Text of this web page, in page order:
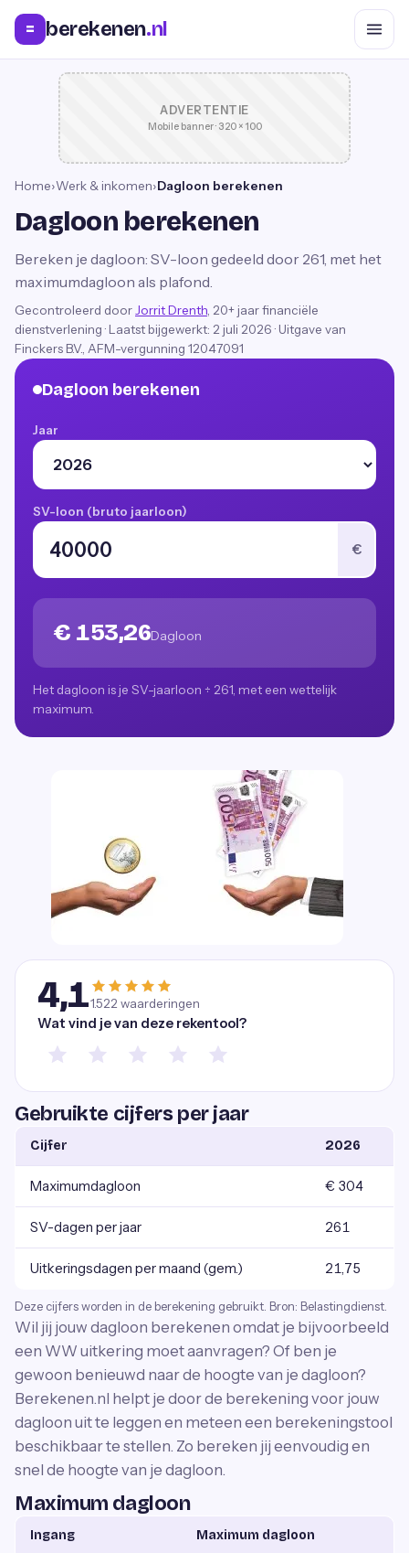
= berekenen.nl
ADVERTENTIE
Mobile banner · 320 × 100
Home›Werk & inkomen›Dagloon berekenen
Dagloon berekenen
Bereken je dagloon: SV-loon gedeeld door 261, met het
maximumdagloon als plafond.
Gecontroleerd door Jorrit Drenth , 20+ jaar financiële
dienstverlening · Laatst bijgewerkt: 2 juli 2026 · Uitgave van
Finckers B.V., AFM-vergunning 12047091
Dagloon berekenen
Jaar
SV-loon (bruto jaarloon)
€
€ 153,26Dagloon
Het dagloon is je SV-jaarloon ÷ 261, met een wettelijk
maximum.
4,11.522 waarderingen
Wat vind je van deze rekentool?
Gebruikte cijfers per jaar
Cijfer 2026
Maximumdagloon € 304
SV-dagen per jaar 261
Uitkeringsdagen per maand (gem.) 21,75
Deze cijfers worden in de berekening gebruikt. Bron: Belastingdienst.
Wil jij jouw dagloon berekenen omdat je bijvoorbeeld
een WW uitkering moet aanvragen? Of ben je
gewoon benieuwd naar de hoogte van je dagloon?
Berekenen.nl helpt je door de berekening voor jouw
dagloon uit te leggen en meteen een berekeningstool
beschikbaar te stellen. Zo bereken jij eenvoudig en
snel de hoogte van je dagloon.
Maximum dagloon
Ingang Maximum dagloon